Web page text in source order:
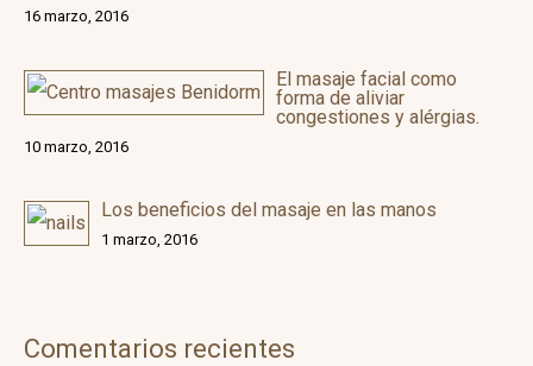
16 marzo, 2016
El masaje facial como
forma de aliviar
congestiones y alérgias.
10 marzo, 2016
Los beneficios del masaje en las manos
1 marzo, 2016
Comentarios recientes